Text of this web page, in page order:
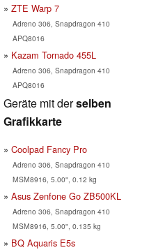
ZTE Warp 7
Adreno 306, Snapdragon 410
APQ8016
Kazam Tornado 455L
Adreno 306, Snapdragon 410
APQ8016
Geräte mit derselben
Grafikkarte
Coolpad Fancy Pro
Adreno 306, Snapdragon 410
MSM8916, 5.00", 0.12 kg
Asus Zenfone Go ZB500KL
Adreno 306, Snapdragon 410
MSM8916, 5.00", 0.135 kg
BQ Aquaris E5s